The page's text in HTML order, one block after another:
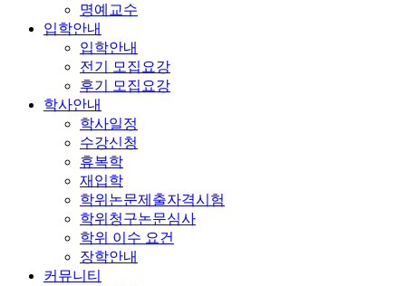
명예교수
입학안내
입학안내
전기 모집요강
후기 모집요강
학사안내
학사일정
수강신청
휴복학
재입학
학위논문제출자격시험
학위청구논문심사
학위 이수 요건
장학안내
커뮤니티